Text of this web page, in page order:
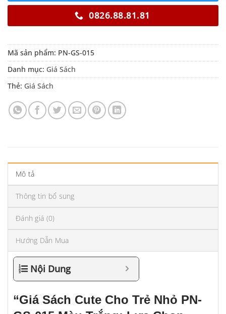
0826.88.81.81
Mã sản phẩm: PN-GS-015
Danh mục: Giá Sách
Thẻ: Giá Sách
Mô tả
Thông tin bổ sung
Đánh giá (0)
Hướng Dẫn Mua
Nội Dung
“Giá Sách Cute Cho Trẻ Nhỏ PN-